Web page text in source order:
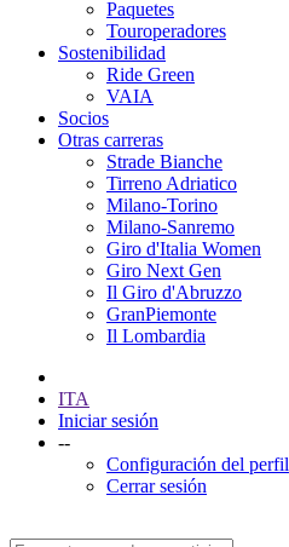
Paquetes
Touroperadores
Sostenibilidad
Ride Green
VAIA
Socios
Otras carreras
Strade Bianche
Tirreno Adriatico
Milano-Torino
Milano-Sanremo
Giro d'Italia Women
Giro Next Gen
Il Giro d'Abruzzo
GranPiemonte
Il Lombardia
ITA
Iniciar sesión
--
Configuración del perfil
Cerrar sesión